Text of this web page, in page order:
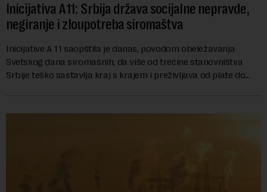
Inicijativa A11: Srbija država socijalne nepravde,
negiranje i zloupotreba siromaštva
Inicijative A 11 saopštila je danas, povodom obeležavanja
Svetskog dana siromašnih, da više od trećine stanovništva
Srbije teško sastavlja kraj s krajem i preživljava od plate do